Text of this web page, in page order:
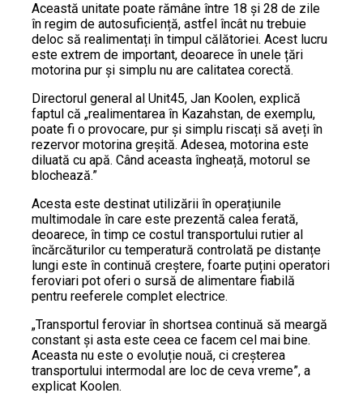
Această unitate poate rămâne între 18 și 28 de zile
în regim de autosuficiență, astfel încât nu trebuie
deloc să realimentați în timpul călătoriei. Acest lucru
este extrem de important, deoarece în unele țări
motorina pur și simplu nu are calitatea corectă.
Directorul general al Unit45, Jan Koolen, explică
faptul că „realimentarea în Kazahstan, de exemplu,
poate fi o provocare, pur și simplu riscați să aveți în
rezervor motorina greșită. Adesea, motorina este
diluată cu apă. Când aceasta îngheață, motorul se
blochează.”
Acesta este destinat utilizării în operațiunile
multimodale în care este prezentă calea ferată,
deoarece, în timp ce costul transportului rutier al
încărcăturilor cu temperatură controlată pe distanțe
lungi este în continuă creștere, foarte puțini operatori
feroviari pot oferi o sursă de alimentare fiabilă
pentru reeferele complet electrice.
„Transportul feroviar în shortsea continuă să meargă
constant și asta este ceea ce facem cel mai bine.
Aceasta nu este o evoluție nouă, ci creșterea
transportului intermodal are loc de ceva vreme”, a
explicat Koolen.